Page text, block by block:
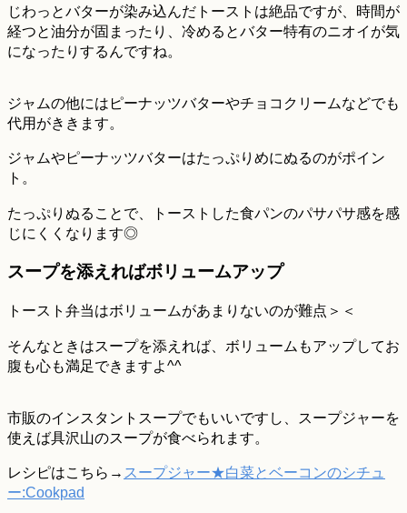
じわっとバターが染み込んだトーストは絶品ですが、時間が
経つと油分が固まったり、冷めるとバター特有のニオイが気
になったりするんですね。
ジャムの他にはピーナッツバターやチョコクリームなどでも
代用がききます。
ジャムやピーナッツバターはたっぷりめにぬるのがポイン
ト。
たっぷりぬることで、トーストした食パンのパサパサ感を感
じにくくなります◎
スープを添えればボリュームアップ
トースト弁当はボリュームがあまりないのが難点＞＜
そんなときはスープを添えれば、ボリュームもアップしてお
腹も心も満足できますよ^^
市販のインスタントスープでもいいですし、スープジャーを
使えば具沢山のスープが食べられます。
レシピはこちら→ スープジャー★白菜とベーコンのシチュ
ー:Cookpad